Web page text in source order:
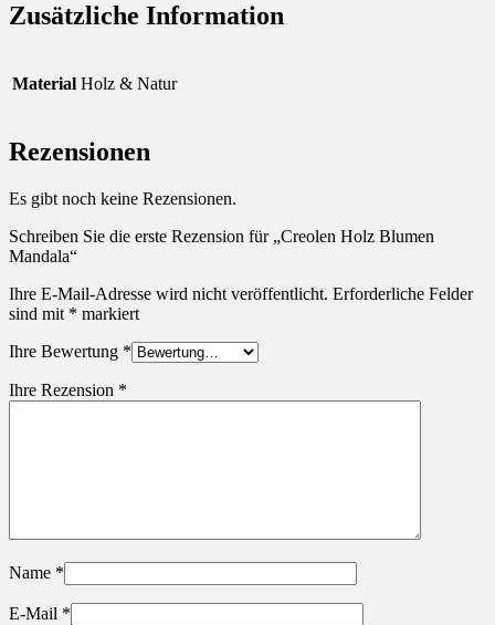
Zusätzliche Information
Material Holz & Natur
Rezensionen
Es gibt noch keine Rezensionen.
Schreiben Sie die erste Rezension für „Creolen Holz Blumen
Mandala“
Ihre E-Mail-Adresse wird nicht veröffentlicht. Erforderliche Felder
sind mit * markiert
Ihre Bewertung *
Ihre Rezension *
Name *
E-Mail *